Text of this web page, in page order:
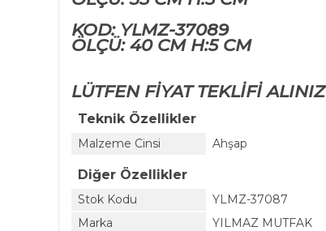
KOD: YLMZ-37089
ÖLÇÜ: 40 CM H:5 CM
LÜTFEN FİYAT TEKLİFİ ALINIZ
Teknik Özellikler
Malzeme Cinsi Ahşap
Diğer Özellikler
Stok Kodu
YLMZ-37087
Marka
YILMAZ MUTFAK